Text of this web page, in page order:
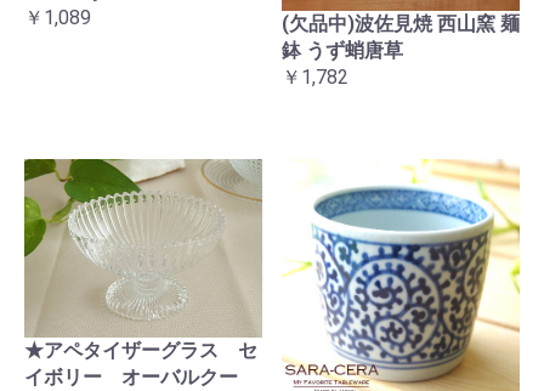
￥1,089
(欠品中)波佐見焼 西山窯 麺
鉢 うず蛸唐草
￥1,782
★アペタイザーグラス セ
イボリー オーバルクー